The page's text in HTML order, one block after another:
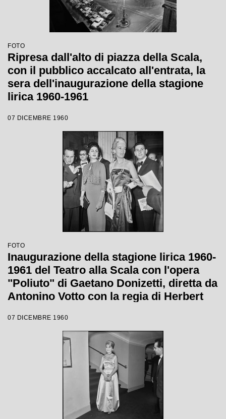
FOTO
Ripresa dall'alto di piazza della Scala,
con il pubblico accalcato all'entrata, la
sera dell'inaugurazione della stagione
lirica 1960-1961
07 DICEMBRE 1960
FOTO
Inaugurazione della stagione lirica 1960-
1961 del Teatro alla Scala con l'opera
"Poliuto" di Gaetano Donizetti, diretta da
Antonino Votto con la regia di Herbert
07 DICEMBRE 1960